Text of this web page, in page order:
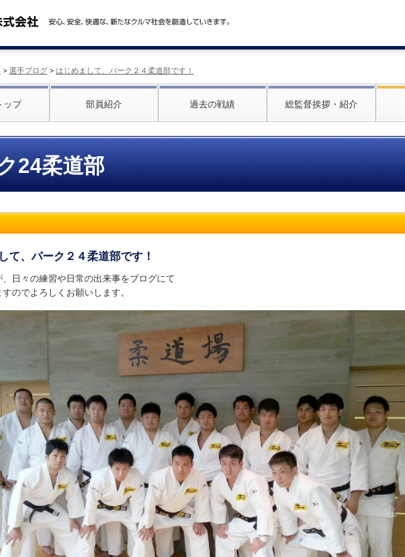
> 選手ブログ > はじめまして、パーク２４柔道部です！
ップ 部員紹介 過去の戦績 総監督挨拶・紹介
24柔道部
て、パーク２４柔道部です！
、日々の練習や日常の出来事をブログにて
のでよろしくお願いします。